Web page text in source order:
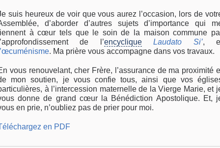
suis heureux de voir que vous aurez l’occasion, lors de
d’aborder d’autres sujets d’importance qui
à cœur tels que le soin de la maison commune
de l’encyclique Laudato Si’,
. Ma prière vous accompagne dans vos travaux.
vous renouvelant, cher Frère, l’assurance de ma proximité
mon soutien, je vous confie tous, ainsi que vos
à l’intercession maternelle de la Vierge Marie, et
donne de grand cœur la Bénédiction Apostolique. Et,
en prie, n’oubliez pas de prier pour moi.
en PDF